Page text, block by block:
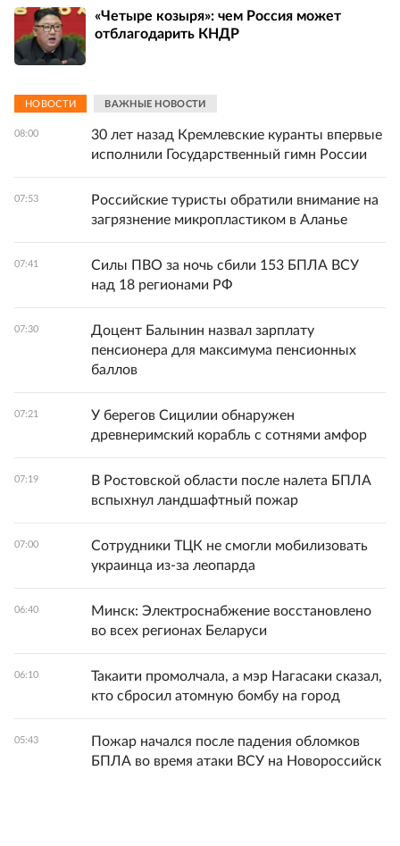
«Четыре козыря»: чем Россия может
отблагодарить КНДР
НОВОСТИ ВАЖНЫЕ НОВОСТИ
08:00
30 лет назад Кремлевские куранты впервые
исполнили Государственный гимн России
07:53
Российские туристы обратили внимание на
загрязнение микропластиком в Аланье
07:41
Силы ПВО за ночь сбили 153 БПЛА ВСУ
над 18 регионами РФ
07:30
Доцент Балынин назвал зарплату
пенсионера для максимума пенсионных
баллов
07:21
У берегов Сицилии обнаружен
древнеримский корабль с сотнями амфор
07:19
В Ростовской области после налета БПЛА
вспыхнул ландшафтный пожар
07:00
Сотрудники ТЦК не смогли мобилизовать
украинца из-за леопарда
06:40
Минск: Электроснабжение восстановлено
во всех регионах Беларуси
06:10
Такаити промолчала, а мэр Нагасаки сказал,
кто сбросил атомную бомбу на город
05:43
Пожар начался после падения обломков
БПЛА во время атаки ВСУ на Новороссийск